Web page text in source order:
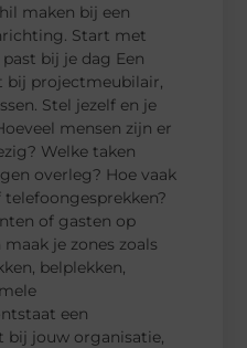
maken bij een
Start met
bij je dag Een
bij projectmeubilair,
Stel jezelf en je
mensen zijn er
Welke taken
overleg? Hoe vaak
of gasten op
je zones zoals
belplekken,
een
bij jouw organisatie,